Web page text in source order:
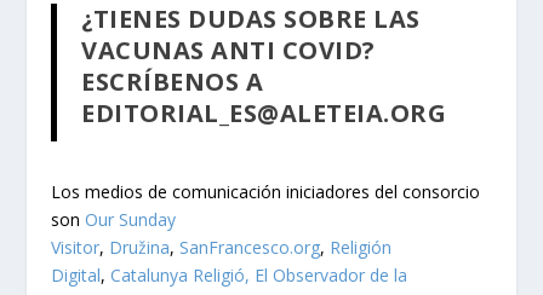
¿TIENES DUDAS SOBRE LAS
VACUNAS ANTI COVID?
ESCRÍBENOS A
EDITORIAL_ES@ALETEIA.ORG
Los medios de comunicación iniciadores del consorcio
sonOur Sunday
Visitor, Družina, SanFrancesco.org, Religión
Digital, Catalunya Religió, El Observador de la